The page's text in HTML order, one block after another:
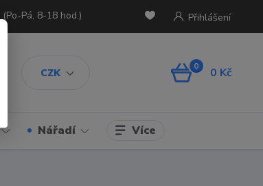
CZK
Přihlášení
(Po-Pá, 8-18 hod.)
0 0 Kč
Nářadí Více